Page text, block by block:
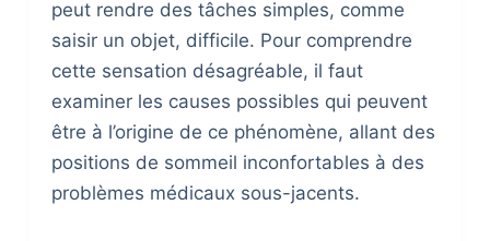
peut rendre des tâches simples, comme
saisir un objet, difficile. Pour comprendre
cette sensation désagréable, il faut
examiner les causes possibles qui peuvent
être à l’origine de ce phénomène, allant des
positions de sommeil inconfortables à des
problèmes médicaux sous-jacents.